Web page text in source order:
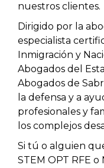
nuestros clientes.
Dirigido por la
especialista
Inmigración y
Abogados del
Abogados de
la defensa y a
profesionales y
los complejos
Si tú o alguien
STEM OPT RFE